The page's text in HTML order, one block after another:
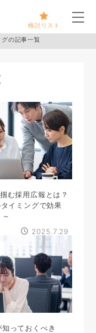
検討リスト
メ
グの記事一覧
む採用広報とは？
イミングで効果
2025.7.29
っておくべき